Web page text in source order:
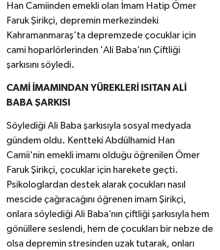
Han Camiinden emekli olan İmam Hatip Ömer
Faruk Şirikçi, depremin merkezindeki
Kahramanmaraş’ta depremzede çocuklar için
cami hoparlörlerinden 'Ali Baba’nın Çiftliği
şarkısını söyledi.
CAMİ İMAMINDAN YÜREKLERİ ISITAN ALİ
BABA ŞARKISI
Söylediği Ali Baba şarkısıyla sosyal medyada
gündem oldu. Kentteki Abdülhamid Han
Camii'nin emekli imamı olduğu öğrenilen Ömer
Faruk Şirikçi, çocuklar için harekete geçti.
Psikologlardan destek alarak çocukları nasıl
mescide çağıracağını öğrenen imam Şirikçi,
onlara söylediği Ali Baba’nın çiftliği şarkısıyla hem
gönüllere seslendi, hem de çocukları bir nebze de
olsa depremin stresinden uzak tutarak, onları